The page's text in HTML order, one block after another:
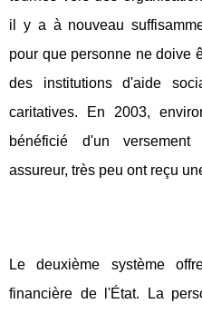
il y a à nouveau
pour que personne ne doive
des institutions d'aide
caritatives. En 2003,
bénéficié d'un
assureur, très peu ont reçu
Le deuxième système
financière de l'État. La